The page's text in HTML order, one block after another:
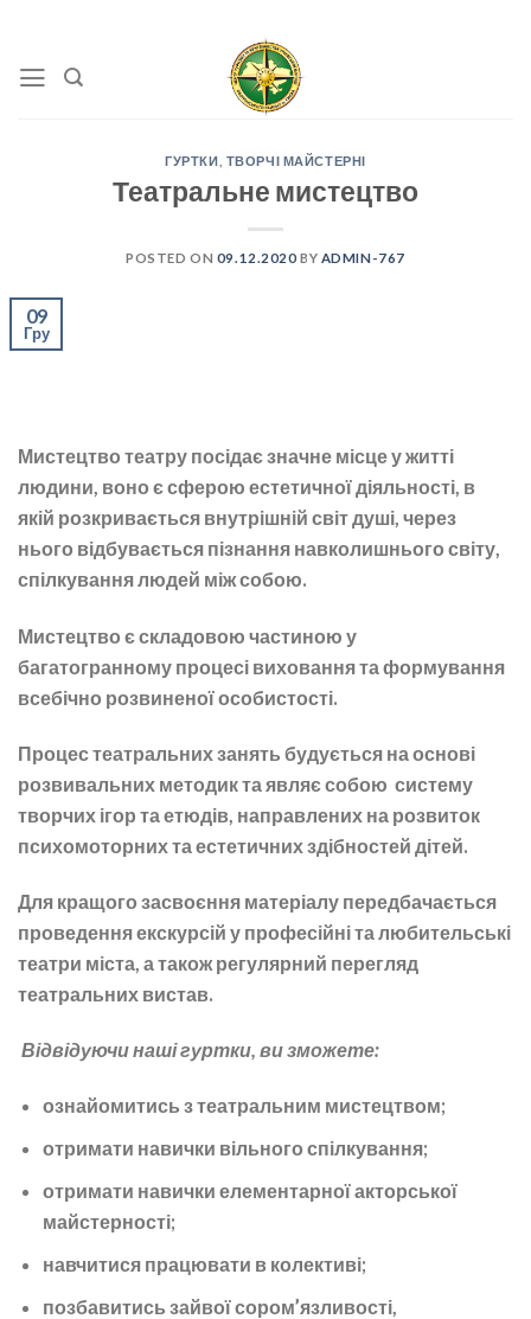
content
ГУРТКИ ТВОРЧІ МАЙСТЕРНІ
Театральне мистецтво
POSTED ON 09.12.2020 BY ADMIN-767
09
Гру
Мистецтво театру посідає значне місце у житті
людини, воно є сферою естетичної діяльності, в
якій розкривається внутрішній світ душі, через
нього відбувається пізнання навколишнього світу,
спілкування людей між собою.
Мистецтво є складовою частиною у
багатогранному процесі виховання та формування
всебічно розвиненої особистості.
Процес театральних занять будується на основі
розвивальних методик та являє собою систему
творчих ігор та етюдів, направлених на розвиток
психомоторних та естетичних здібностей дітей.
Для кращого засвоєння матеріалу передбачається
проведення екскурсій у професійні та любительські
театри міста, а також регулярний перегляд
театральних вистав.
Відвідуючи наші гуртки, ви зможете:
ознайомитись з театральним мистецтвом;
отримати навички вільного спілкування;
отримати навички елементарної акторської
майстерності;
навчитися працювати в колективі;
позбавитись зайвої сором’язливості,